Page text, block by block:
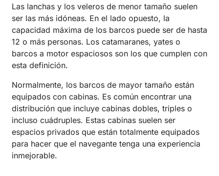
Las lanchas y los veleros de menor tamaño suelen
ser las más idóneas. En el lado opuesto, la
capacidad máxima de los barcos puede ser de hasta
12 o más personas. Los catamaranes, yates o
barcos a motor espaciosos son los que cumplen con
esta definición.
Normalmente, los barcos de mayor tamaño están
equipados con cabinas. Es común encontrar una
distribución que incluye cabinas dobles, triples o
incluso cuádruples. Estas cabinas suelen ser
espacios privados que están totalmente equipados
para hacer que el navegante tenga una experiencia
inmejorable.